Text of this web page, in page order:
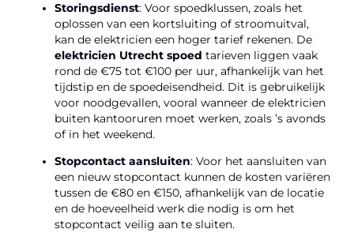
Storingsdienst: Voor spoedklussen, zoals het
oplossen van een kortsluiting of stroomuitval,
kan de elektricien een hoger tarief rekenen. De
elektricien Utrecht spoed tarieven liggen vaak
rond de €75 tot €100 per uur, afhankelijk van het
tijdstip en de spoedeisendheid. Dit is gebruikelijk
voor noodgevallen, vooral wanneer de elektricien
buiten kantooruren moet werken, zoals ’s avonds
of in het weekend.
Stopcontact aansluiten: Voor het aansluiten van
een nieuw stopcontact kunnen de kosten variëren
tussen de €80 en €150, afhankelijk van de locatie
en de hoeveelheid werk die nodig is om het
stopcontact veilig aan te sluiten.